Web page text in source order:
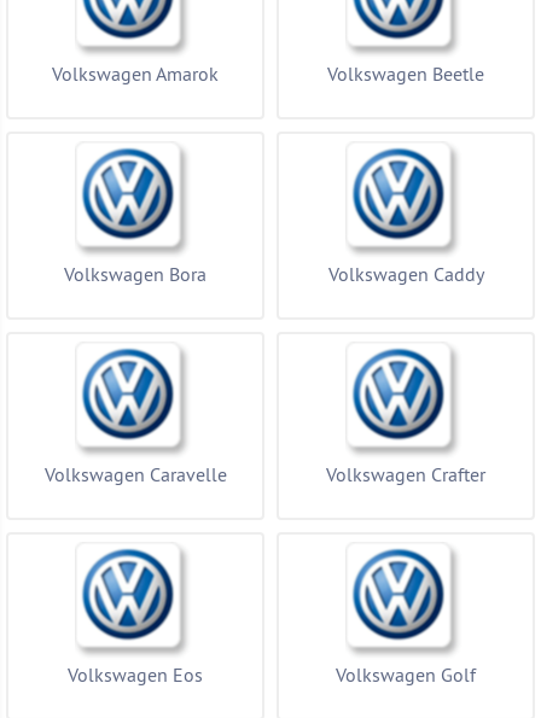
Volkswagen Amarok Volkswagen Beetle
Volkswagen Bora Volkswagen Caddy
Volkswagen Caravelle Volkswagen Crafter
Volkswagen Eos Volkswagen Golf